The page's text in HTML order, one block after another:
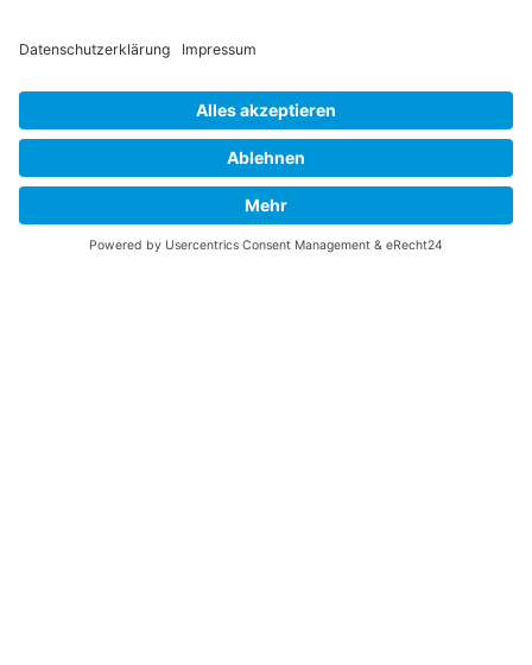
Öffnungszeiten Rathaus
Montag bis Donnerstag:
08:00 – 11:30 und 13:30 – 17:00 Uhr
(vor Feiertagen bis 16:00 Uhr)
Freitag:
08:00 – 11:30 Uhr